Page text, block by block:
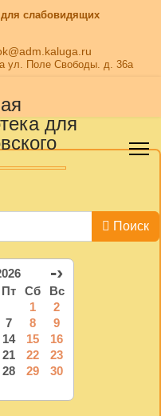
слабовидящих
ул. Поле Свободы. д. 36а
Поиск
-›
Пт Сб
Вс
1
2
7 8
9
14 15
16
21 22
23
28 29
30